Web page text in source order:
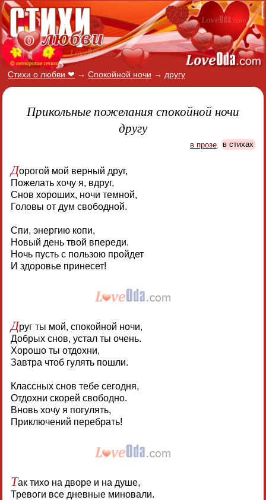
Стихи о любви ❤ → Спокойной ночи → другу
Прикольные пожелания спокойной ночи
другу
в прозе, в стихах
Дорогой мой верный друг,
Пожелать хочу я, вдруг,
Снов хороших, ночи темной,
Головы от дум свободной.
Спи, энергию копи,
Новый день твой впереди.
Ночь пусть с пользою пройдет
И здоровье принесет!
Друг ты мой, спокойной ночи,
Добрых снов, устал ты очень.
Хорошо ты отдохни,
Завтра чтоб гулять пошли.
Классных снов тебе сегодня,
Отдохни скорей свободно.
Вновь хочу я погулять,
Приключений перебрать!
Так тихо на дворе и на душе,
Тревоги все дневные миновали.